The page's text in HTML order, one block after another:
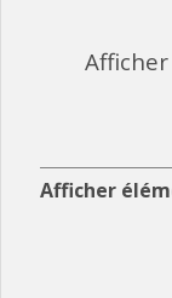
Afficher